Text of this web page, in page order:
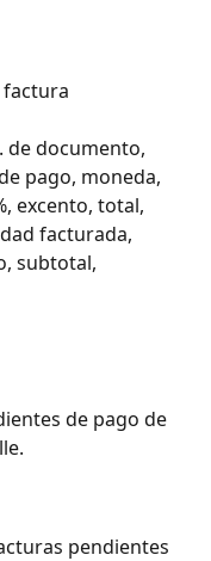
factura
de documento,
pago, moneda,
excento, total,
facturada,
subtotal,
de pago de
pendientes